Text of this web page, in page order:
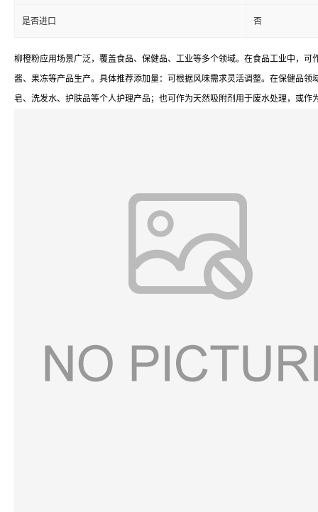
是否进口 否
柳橙粉应用场景广泛，覆盖食品、保健品、工业等多个领域。在食品工业中，
酱、果冻等产品生产。具体推荐添加量：可根据风味需求灵活调整。在保健品
皂、洗发水、护肤品等个人护理产品；也可作为天然吸附剂用于废水处理，或